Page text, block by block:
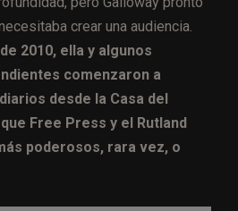
crear una audiencia.
2010, ella y algunos
comenzaron a
desde la Casa del
Free Press y el Rutland
poderosos, rara vez, o